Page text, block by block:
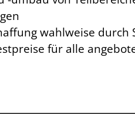
wahlweise durch
für alle